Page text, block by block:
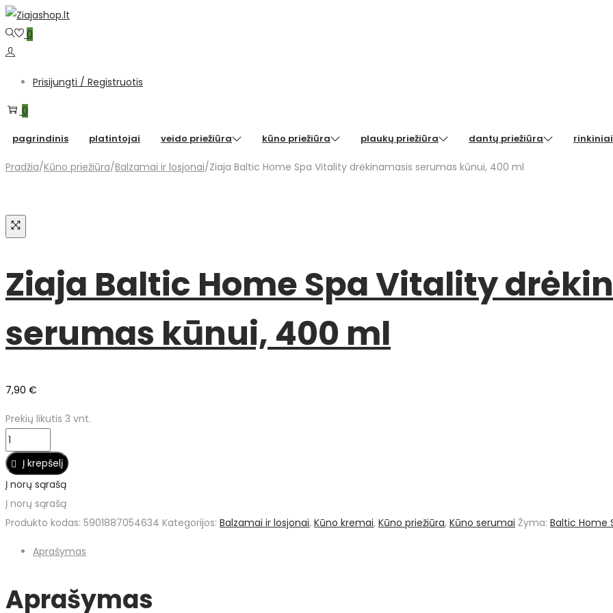
0
Prisijungti / Registruotis
0
pagrindinis platintojai veido priežiūra kūno priežiūra plaukų priežiūra dantų priežiūra rinkiniai
Pradžia/Kūno priežiūra/Balzamai ir losjonai/Ziaja Baltic Home Spa Vitality drėkinamasis serumas kūnui, 400 ml
Ziaja Baltic Home Spa Vitality
serumas kūnui, 400 ml
7,90 €
Prekių likutis 3 vnt.
Į krepšelį
Į norų sąrašą
Į norų sąrašą
Produkto kodas: 5901887054634 Kategorijos: Balzamai ir losjonai, Kūno kremai, Kūno priežiūra, Kūno serumai Žyma: Baltic Home
Aprašymas
Aprašymas